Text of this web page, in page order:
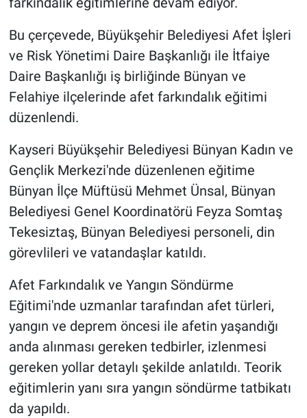
Bu çerçevede, Büyükşehir Belediyesi Afet İşleri
ve Risk Yönetimi Daire Başkanlığı ile İtfaiye
Daire Başkanlığı iş birliğinde Bünyan ve
Felahiye ilçelerinde afet farkındalık eğitimi
düzenlendi.
Kayseri Büyükşehir Belediyesi Bünyan Kadın ve
Gençlik Merkezi'nde düzenlenen eğitime
Bünyan İlçe Müftüsü Mehmet Ünsal, Bünyan
Belediyesi Genel Koordinatörü Feyza Somtaş
Tekesiztaş, Bünyan Belediyesi personeli, din
görevlileri ve vatandaşlar katıldı.
Afet Farkındalık ve Yangın Söndürme
Eğitimi'nde uzmanlar tarafından afet türleri,
yangın ve deprem öncesi ile afetin yaşandığı
anda alınması gereken tedbirler, izlenmesi
gereken yollar detaylı şekilde anlatıldı. Teorik
eğitimlerin yanı sıra yangın söndürme tatbikatı
da yapıldı.